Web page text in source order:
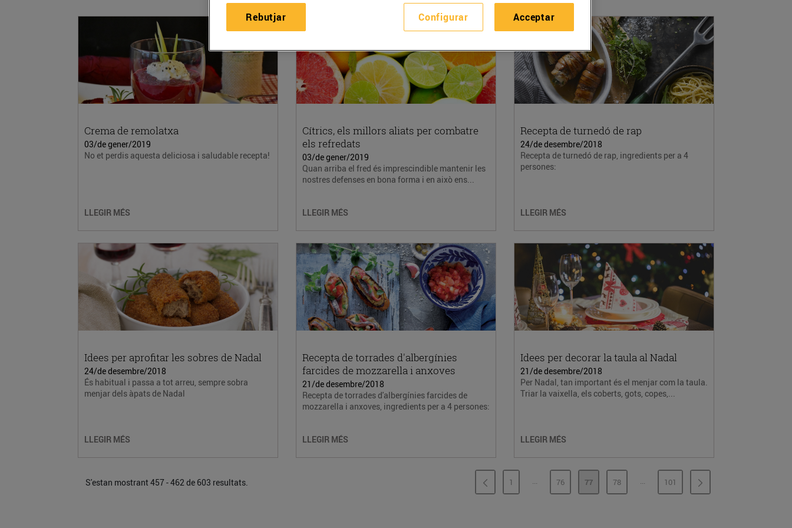
Crema de remolatxa
03/de gener/2019
No et perdis aquesta deliciosa i saludable recepta!
LLEGIR MÉS
Cítrics, els millors aliats per combatre
els refredats
03/de gener/2019
Quan arriba el fred és imprescindible mantenir les
nostres defenses en bona forma i en això ens...
LLEGIR MÉS
Recepta de turnedó de rap
24/de desembre/2018
Recepta de turnedó de rap, ingredients per a 4
persones:
LLEGIR MÉS
Idees per aprofitar les sobres de Nadal
24/de desembre/2018
És habitual i passa a tot arreu, sempre sobra
menjar dels àpats de Nadal
LLEGIR MÉS
Recepta de torrades d'albergínies
farcides de mozzarella i anxoves
21/de desembre/2018
Recepta de torrades d'albergínies farcides de
mozzarella i anxoves, ingredients per a 4 persones:
LLEGIR MÉS
Idees per decorar la taula al Nadal
21/de desembre/2018
Per Nadal, tan important és el menjar com la taula.
Triar la vaixella, els coberts, gots, copes,...
LLEGIR MÉS
S'estan mostrant 457 - 462 de 603 resultats. PÀGINA
1 ...PÀGINES INTERMÈDIES
PÀGINA
76 PÀGINA
77 PÀGINA
78 ...PÀGINES INTERMÈDIES
PÀGINA
101
Configurar
Rebutjar Acceptar